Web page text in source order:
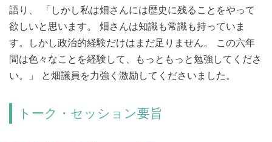
語り、 「しかし私は畑さんには歴史に残ることをやって
欲しいと思います。 畑さんは知識も常識も持っていま
す。しかし政治的経験だけはまだ足りません。 この六年
間は色々なことを経験して、もっともっと勉強してくださ
い。」 と畑議員を力強く激励してくださいました。
トーク・セッション要旨